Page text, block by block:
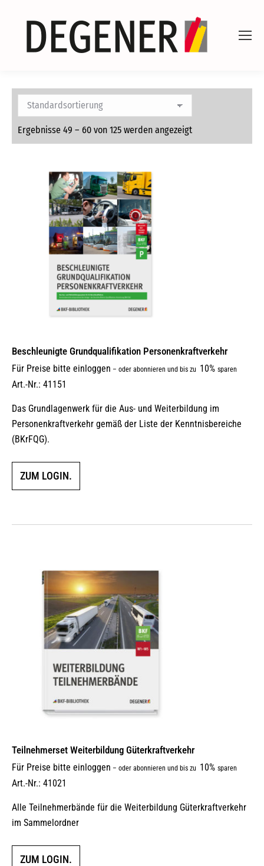
Ergebnisse 49 – 60 von 125 werden angezeigt
Beschleunigte Grundqualifikation Personenkraftverkehr
Für Preise bitte einloggen – oder abonnieren und bis zu 10% sparen
Art.-Nr.: 41151
Das Grundlagenwerk für die Aus- und Weiterbildung im
Personenkraftverkehr gemäß der Liste der Kenntnisbereiche
(BKrFQG).
ZUM LOGIN.
Teilnehmerset Weiterbildung Güterkraftverkehr
Für Preise bitte einloggen – oder abonnieren und bis zu 10% sparen
Art.-Nr.: 41021
Alle Teilnehmerbände für die Weiterbildung Güterkraftverkehr
im Sammelordner
ZUM LOGIN.